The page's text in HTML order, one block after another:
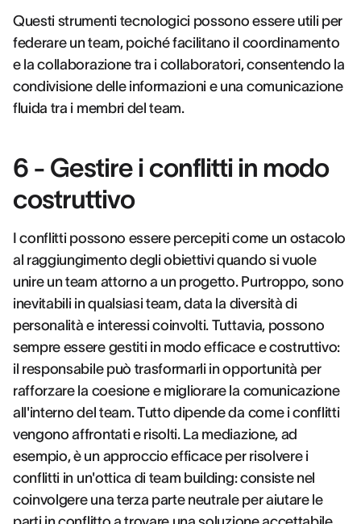
Questi strumenti tecnologici possono essere utili per
federare un team, poiché facilitano il coordinamento
e la collaborazione tra i collaboratori, consentendo la
condivisione delle informazioni e una comunicazione
fluida tra i membri del team.
6 - Gestire i conflitti in modo
costruttivo
I conflitti possono essere percepiti come un ostacolo
al raggiungimento degli obiettivi quando si vuole
unire un team attorno a un progetto. Purtroppo, sono
inevitabili in qualsiasi team, data la diversità di
personalità e interessi coinvolti. Tuttavia, possono
sempre essere gestiti in modo efficace e costruttivo:
il responsabile può trasformarli in opportunità per
rafforzare la coesione e migliorare la comunicazione
all'interno del team. Tutto dipende da come i conflitti
vengono affrontati e risolti. La mediazione, ad
esempio, è un approccio efficace per risolvere i
conflitti in un'ottica di team building: consiste nel
coinvolgere una terza parte neutrale per aiutare le